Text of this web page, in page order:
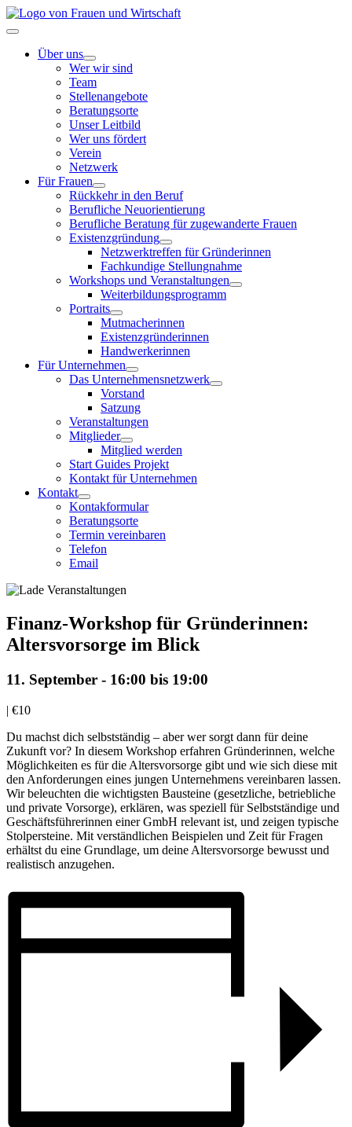
Zum
Inhalt
Toggle
NavigationÜber uns
Wer wir sind
Team
Stellenangebote
Beratungsorte
Unser Leitbild
Wer uns fördert
Verein
Netzwerk
Für Frauen
Rückkehr in den Beruf
Berufliche Neuorientierung
Berufliche Beratung für zugewanderte Frauen
Existenzgründung
Netzwerktreffen für Gründerinnen
Fachkundige Stellungnahme
Workshops und Veranstaltungen
Weiterbildungsprogramm
Portraits
Mutmacherinnen
Existenzgründerinnen
Handwerkerinnen
Für Unternehmen
Das Unternehmensnetzwerk
Vorstand
Satzung
Veranstaltungen
Mitglieder
Mitglied werden
Start Guides Projekt
Kontakt für Unternehmen
Kontakt
Kontakformular
Beratungsorte
Termin vereinbaren
Telefon
Email
Finanz-Workshop für Gründerinnen:
Altersvorsorge im Blick
11. September - 16:00 bis 19:00
| €10
Du machst dich selbstständig – aber wer sorgt dann für deine
Zukunft vor? In diesem Workshop erfahren Gründerinnen, welche
Möglichkeiten es für die Altersvorsorge gibt und wie sich diese mit
den Anforderungen eines jungen Unternehmens vereinbaren lassen.
Wir beleuchten die wichtigsten Bausteine (gesetzliche, betriebliche
und private Vorsorge), erklären, was speziell für Selbstständige und
Geschäftsführerinnen einer GmbH relevant ist, und zeigen typische
Stolpersteine. Mit verständlichen Beispielen und Zeit für Fragen
erhältst du eine Grundlage, um deine Altersvorsorge bewusst und
realistisch anzugehen.